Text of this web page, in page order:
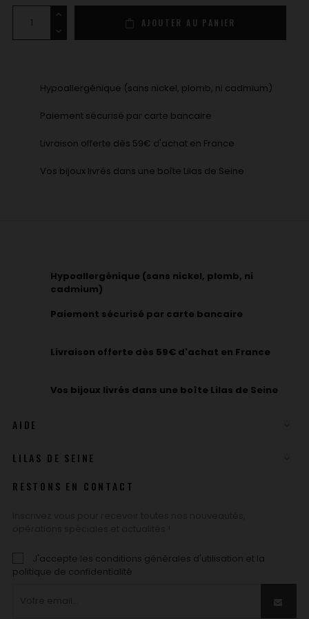
AJOUTER AU PANIER
Hypoallergénique (sans nickel, plomb, ni cadmium)
Paiement sécurisé par carte bancaire
Livraison offerte dès 59€ d'achat en France
Vos bijoux livrés dans une boîte Lilas de Seine
Hypoallergénique (sans nickel, plomb, ni
cadmium)
Paiement sécurisé par carte bancaire
Livraison offerte dès 59€ d'achat en France
Vos bijoux livrés dans une boîte Lilas de Seine
AIDE
LILAS DE SEINE
RESTONS EN CONTACT
J'accepte les conditions générales d'utilisation et la
politique de confidentialité